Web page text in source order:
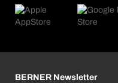
Produktfinder
Kataloge & Broschüren
Was uns antreibt
BERNER Newsletter